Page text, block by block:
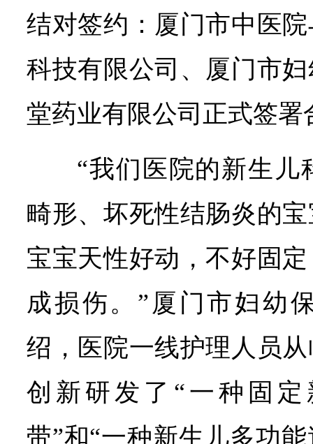
结对签约：厦门市中医
科技有限公司、厦门市
堂药业有限公司正式签署
“我们医院的新生儿
畸形、坏死性结肠炎的
宝宝天性好动，不好固
成损伤。”厦门市妇幼
绍，医院一线护理人员
创新研发了“一种固
带”和“一种新生儿多功